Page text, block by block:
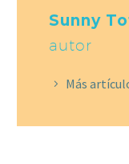
Sunny
autor
Más